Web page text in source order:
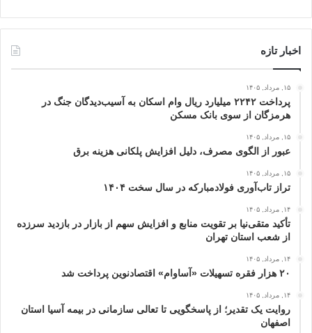
اخبار تازه
۱۵, مرداد, ۱۴۰۵
پرداخت ۲۲۴۲ میلیارد ریال وام اسکان به آسیب‌دیدگان جنگ در
هرمزگان از سوی بانک مسکن
۱۵, مرداد, ۱۴۰۵
عبور از الگوی مصرف، دلیل افزایش پلکانی هزینه برق
۱۵, مرداد, ۱۴۰۵
تراز تاب‌آوری فولادمبارکه در سال سخت ۱۴۰۴
۱۴, مرداد, ۱۴۰۵
تأکید متقی‌نیا بر تقویت منابع و افزایش سهم از بازار در بازدید سرزده
از شعب استان تهران
۱۴, مرداد, ۱۴۰۵
۲۰ هزار فقره تسهیلات «آساوام» اقتصادنوین پرداخت شد
۱۴, مرداد, ۱۴۰۵
روایت یک تقدیر؛ از پاسخگویی تا تعالی سازمانی در بیمه آسیا استان
اصفهان